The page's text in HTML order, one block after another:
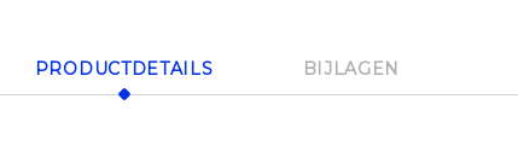
PRODUCTDETAILS BIJLAGEN